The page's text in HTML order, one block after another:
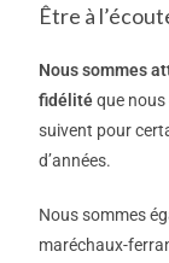
Être à
Nous sommes
fidélitéque
suivent pour
d’années.
Nous sommes
maréchaux-